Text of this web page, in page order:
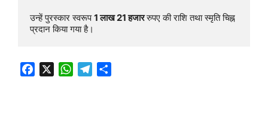
उन्हें पुरस्कार स्वरूप 1 लाख 21 हजार रुपए की राशि तथा स्मृति चिह्न
प्रदान किया गया है।
W